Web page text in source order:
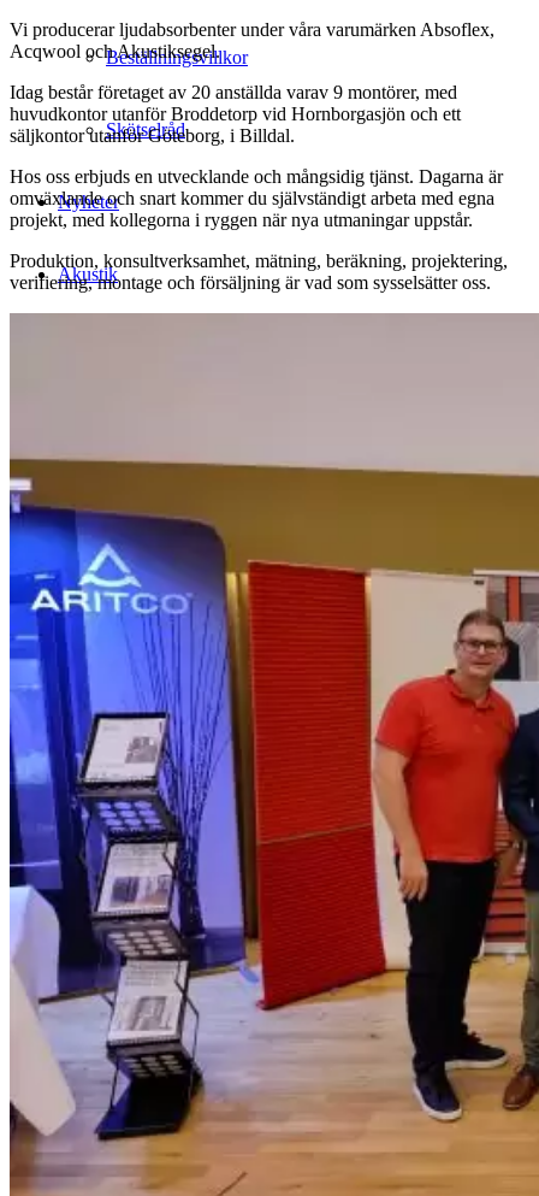
Beställningsvillkor
Skötselråd
Nyheter
Akustik
Hållbarhet
Sök
Menu Menu
Shopping Cart
Vi producerar ljudabsorbenter under våra varumärken Absoflex,
Acqwool och Akustiksegel.
Idag består företaget av 20 anställda varav 9 montörer, med
huvudkontor utanför Broddetorp vid Hornborgasjön och ett
säljkontor utanför Göteborg, i Billdal.
Hos oss erbjuds en utvecklande och mångsidig tjänst. Dagarna är
omväxlande och snart kommer du självständigt arbeta med egna
projekt, med kollegorna i ryggen när nya utmaningar uppstår.
Produktion, konsultverksamhet, mätning, beräkning, projektering,
verifiering, montage och försäljning är vad som sysselsätter oss.